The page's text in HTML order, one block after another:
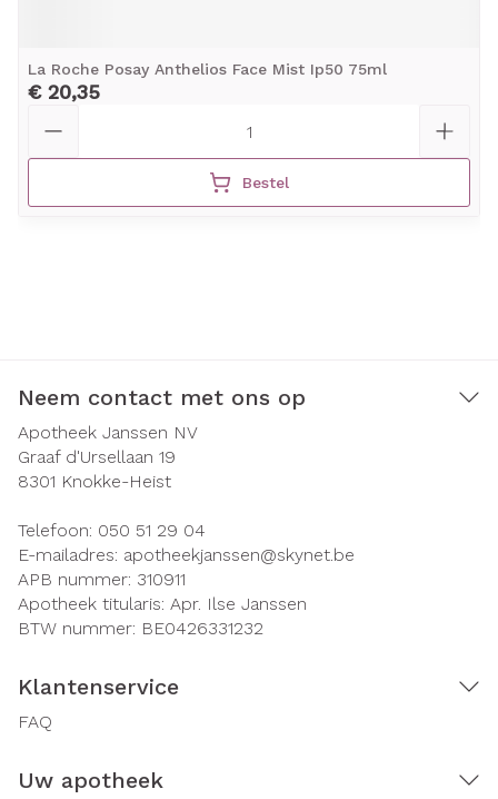
La Roche Posay Anthelios Face Mist Ip50 75ml
€ 20,35
Bestel
Neem contact met ons op
Apotheek Janssen NV
Graaf d'Ursellaan 19
8301 Knokke-Heist
Telefoon: 050 51 29 04
E-mailadres: apotheekjanssen@skynet.be
APB nummer: 310911
Apotheek titularis: Apr. Ilse Janssen
BTW nummer: BE0426331232
Klantenservice
FAQ
Uw apotheek